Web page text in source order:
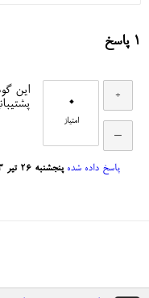
1 پاسخ
0
امتیاز
پاسخ داده شده پنجشنبه ۲۶ تیر ۱۳۹۳